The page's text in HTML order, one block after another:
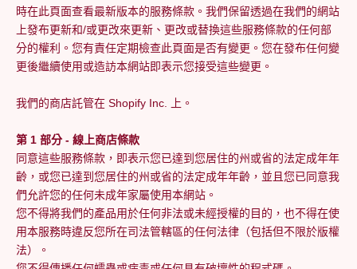
時在此頁面查看最新版本的服務條款。我們保留透過在我們的網站
上發布更新和/或更改來更新、更改或替換這些服務條款的任何部
分的權利。您有責任定期檢查此頁面是否有變更。您在發布任何變
更後繼續使用或造訪本網站即表示您接受這些變更。
我們的商店託管在 Shopify Inc. 上。
第 1 部分 - 線上商店條款
同意這些服務條款，即表示您已達到您居住的州或省的法定成年年
齡，或您已達到您居住的州或省的法定成年年齡，並且您已同意我
們允許您的任何未成年家屬使用本網站。
您不得將我們的產品用於任何非法或未經授權的目的，也不得在使
用本服務時違反您所在司法管轄區的任何法律（包括但不限於版權
法）。